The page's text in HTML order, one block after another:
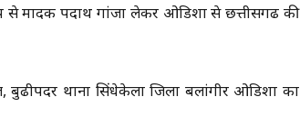
मादक पदार्थ गांजा लेकर ओडिशा से छत्तीसगढ की
बुढीपदर थाना सिंधेकेला जिला बलांगीर ओडिशा का